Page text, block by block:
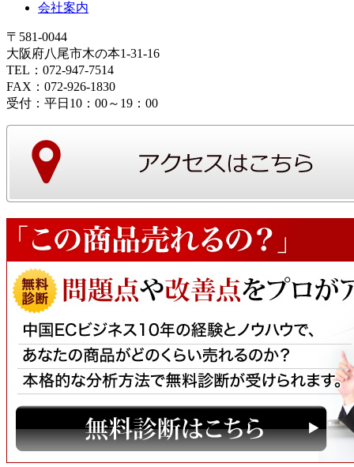
会社案内
〒581-0044
大阪府八尾市木の本1-31-16
TEL：072-947-7514
FAX：072-926-1830
受付：平日10：00～19：00